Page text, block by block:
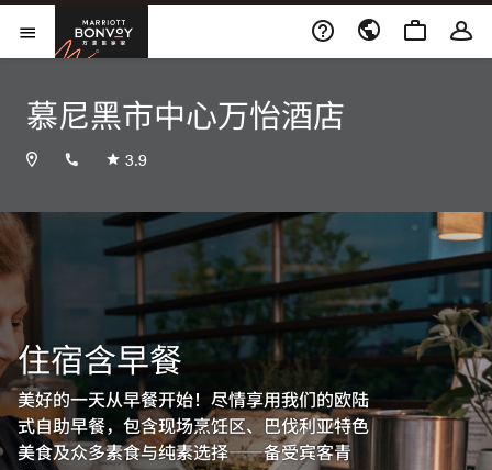
Skip to Content
打开菜单万豪旅享家
慕尼黑市中心万怡酒店
+498954884880
3.9
住宿含早餐
美好的一天从早餐开始！尽情享用我们的欧陆
式自助早餐，包含现场烹饪区、巴伐利亚特色
美食及众多素食与纯素选择——备受宾客青